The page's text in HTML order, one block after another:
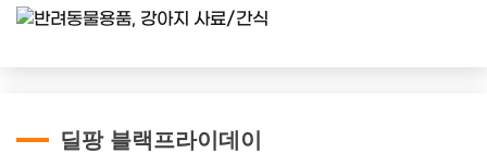
딜팡 블랙프라이데이